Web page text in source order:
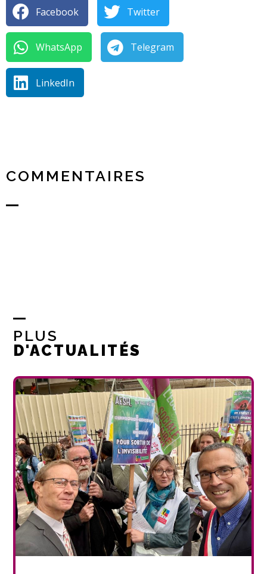
Facebook Twitter
WhatsApp Telegram
LinkedIn
COMMENTAIRES
PLUS
D'ACTUALITÉS